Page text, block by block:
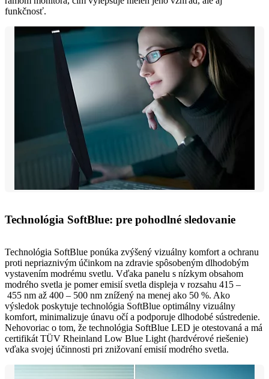
funkčnosť.
Technológia SoftBlue: pre pohodlné sledovanie
Technológia SoftBlue ponúka zvýšený vizuálny komfort a ochranu
proti nepriaznivým účinkom na zdravie spôsobeným dlhodobým
vystavením modrému svetlu. Vďaka panelu s nízkym obsahom
modrého svetla je pomer emisií svetla displeja v rozsahu 415 –
455 nm až 400 – 500 nm znížený na menej ako 50 %. Ako
výsledok poskytuje technológia SoftBlue optimálny vizuálny
komfort, minimalizuje únavu očí a podporuje dlhodobé sústredenie.
Nehovoriac o tom, že technológia SoftBlue LED je otestovaná a má
certifikát TÜV Rheinland Low Blue Light (hardvérové riešenie)
vďaka svojej účinnosti pri znižovaní emisií modrého svetla.